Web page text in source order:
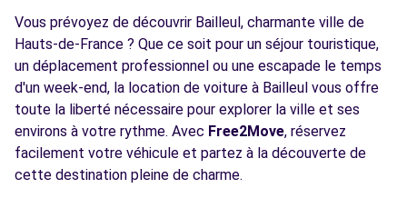
km
76 ROUTE NATIONALE
ST-SYLVESTRE-CAPPEL, 59114
Voir l'agence
Free2move Rent - LES CHEVRONS SOFIDA -
HAZEBROUCK (C)
12.9
Vous prévoyez de découvrir Bailleul, charmante ville de
Hauts-de-France ? Que ce soit pour un séjour touristique,
un déplacement professionnel ou une escapade le temps
d'un week-end, la location de voiture à Bailleul vous offre
toute la liberté nécessaire pour explorer la ville et ses
environs à votre rythme. Avec Free2Move, réservez
facilement votre véhicule et partez à la découverte de
cette destination pleine de charme.